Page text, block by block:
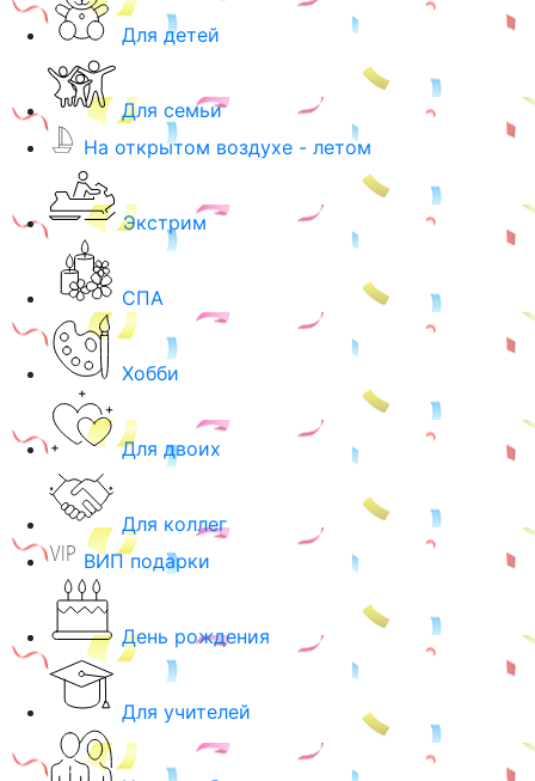
Для детей
Для семьи
На открытом воздухе - летом
Экстрим
СПА
Хобби
Для двоих
Для коллег
ВИП подарки
День рождения
Для учителей